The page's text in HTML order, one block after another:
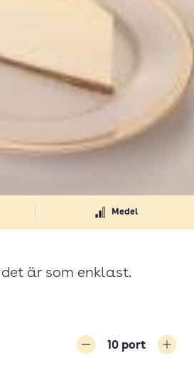
Medel
är som enklast.
10 port